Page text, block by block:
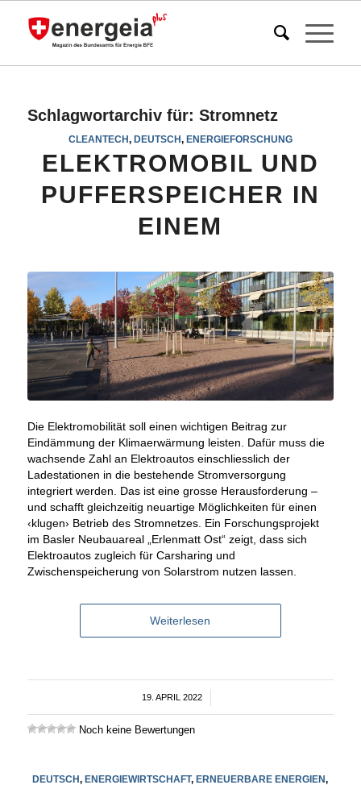
Schlagwortarchiv für: Stromnetz
CLEANTECH, DEUTSCH, ENERGIEFORSCHUNG
ELEKTROMOBIL UND
PUFFERSPEICHER IN
EINEM
Die Elektromobilität soll einen wichtigen Beitrag zur
Eindämmung der Klimaerwärmung leisten. Dafür muss die
wachsende Zahl an Elektroautos einschliesslich der
Ladestationen in die bestehende Stromversorgung
integriert werden. Das ist eine grosse Herausforderung –
und schafft gleichzeitig neuartige Möglichkeiten für einen
‹klugen› Betrieb des Stromnetzes. Ein Forschungsprojekt
im Basler Neubauareal „Erlenmatt Ost“ zeigt, dass sich
Elektroautos zugleich für Carsharing und
Zwischenspeicherung von Solarstrom nutzen lassen.
Weiterlesen
19. APRIL 2022
/
Noch keine Bewertungen
DEUTSCH,ENERGIEWIRTSCHAFT,ERNEUERBARE ENERGIEN,